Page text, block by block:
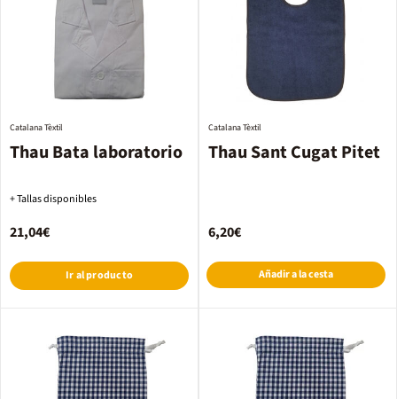
Thau Bata laboratorio
Catalana Tèxtil
+ Tallas disponibles
21,04€
Ir al producto
Thau Sant Cugat Pitet
Catalana Tèxtil
6,20€
Añadir a la cesta